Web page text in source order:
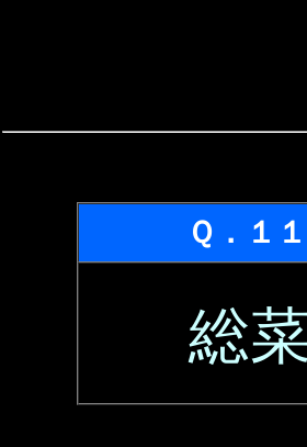
Ｑ．１１
総